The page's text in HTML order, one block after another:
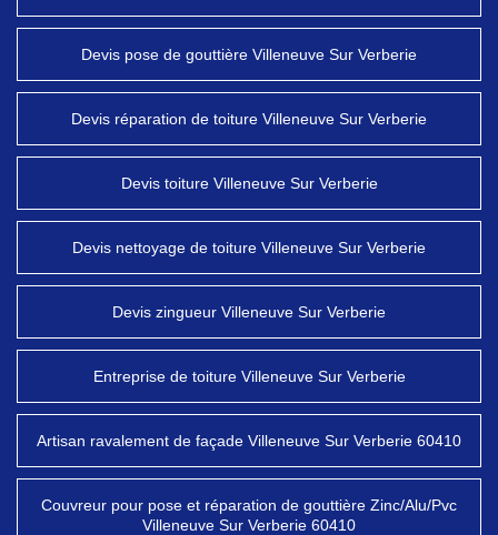
Devis pose de gouttière Villeneuve Sur Verberie
Devis réparation de toiture Villeneuve Sur Verberie
Devis toiture Villeneuve Sur Verberie
Devis nettoyage de toiture Villeneuve Sur Verberie
Devis zingueur Villeneuve Sur Verberie
Entreprise de toiture Villeneuve Sur Verberie
Artisan ravalement de façade Villeneuve Sur Verberie 60410
Couvreur pour pose et réparation de gouttière Zinc/Alu/Pvc
Villeneuve Sur Verberie 60410